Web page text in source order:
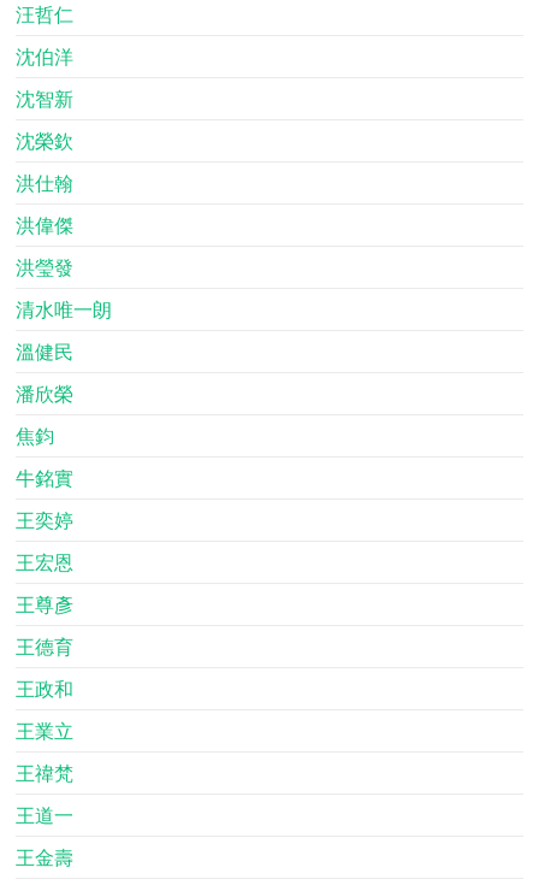
汪哲仁
沈伯洋
沈智新
沈榮欽
洪仕翰
洪偉傑
洪瑩發
清水唯一朗
溫健民
潘欣榮
焦鈞
牛銘實
王奕婷
王宏恩
王尊彥
王德育
王政和
王業立
王禕梵
王道一
王金壽